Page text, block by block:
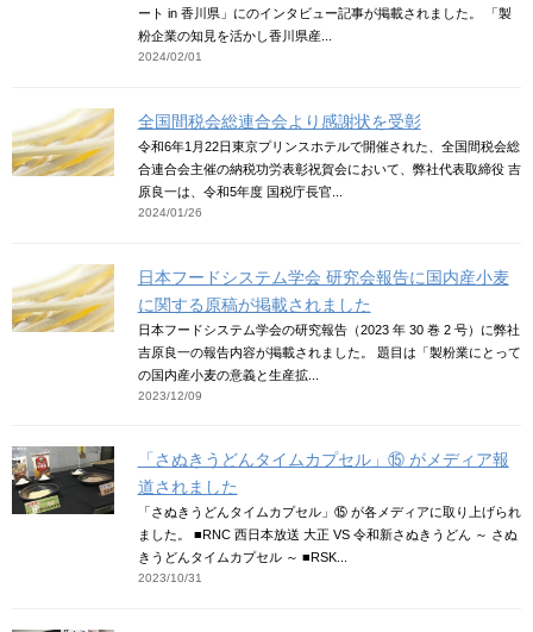
ート in 香川県」にのインタビュー記事が掲載されました。 「製
粉企業の知見を活かし香川県産...
2024/02/01
全国間税会総連合会より感謝状を受彰
令和6年1月22日東京プリンスホテルで開催された、全国間税会総
合連合会主催の納税功労表彰祝賀会において、弊社代表取締役 吉
原良一は、令和5年度 国税庁長官...
2024/01/26
日本フードシステム学会 研究会報告に国内産小麦
に関する原稿が掲載されました
日本フードシステム学会の研究報告（2023 年 30 巻 2 号）に弊社
吉原良一の報告内容が掲載されました。 題目は「製粉業にとって
の国内産小麦の意義と生産拡...
2023/12/09
「さぬきうどんタイムカプセル」⑮ がメディア報
道されました
「さぬきうどんタイムカプセル」⑮ が各メディアに取り上げられ
ました。 ■RNC 西日本放送 大正 VS 令和新さぬきうどん ～ さぬ
きうどんタイムカプセル ～ ■RSK...
2023/10/31